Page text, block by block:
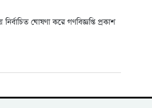
ঘোষণা করে গণবিজ্ঞপ্তি প্রকাশ